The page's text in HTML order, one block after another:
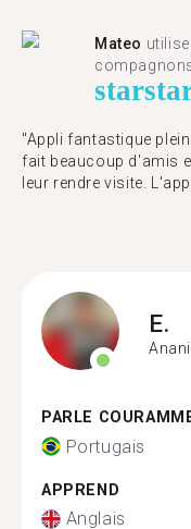
Mateo
star
"Appli fantastique
fait beaucoup d'amis
leur rendre visite.
E.
PARLE
Portugais
APPREND
Anglais